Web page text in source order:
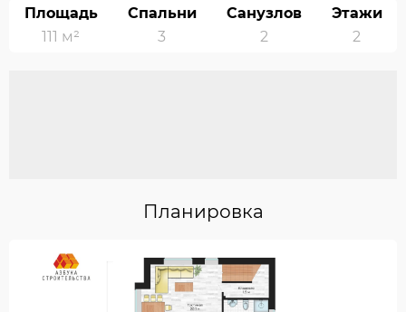
Площадь
111 м²
Спальни
3
Санузлов
2
Этажи
2
Планировка